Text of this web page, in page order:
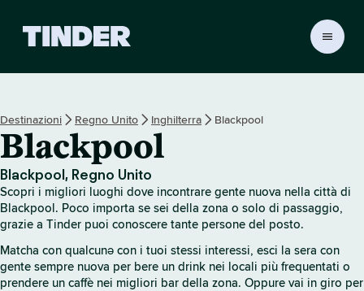
i
T
i
n
d
e
r
Destinazioni Regno Unito Inghilterra Blackpool
Blackpool
Blackpool, Regno Unito
Scopri i migliori luoghi dove incontrare gente nuova nella città di
Blackpool. Poco importa se sei della zona o solo di passaggio,
grazie a Tinder puoi conoscere tante persone del posto.
Matcha con qualcunə con i tuoi stessi interessi, esci la sera con
gente sempre nuova per bere un drink nei locali più frequentati o
prendere un caffè nei migliori bar della zona. Oppure vai in giro per